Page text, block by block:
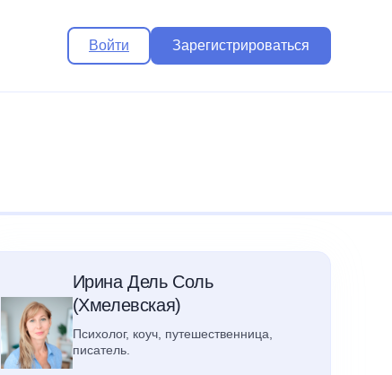
Войти Зарегистрироваться
Ирина Дель Соль
(Хмелевская)
Психолог, коуч, путешественница,
писатель.